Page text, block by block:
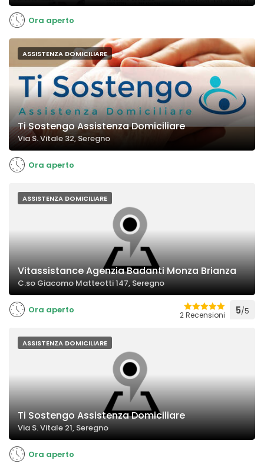
Ora aperto
ASSISTENZA DOMICILIARE
Ti Sostengo Assistenza Domiciliare
Via S. Vitale 32, Seregno
Ora aperto
ASSISTENZA DOMICILIARE
Vitassistance Agenzia Badanti Monza Brianza
C.so Giacomo Matteotti 147, Seregno
Ora aperto 2 Recensioni 5/5
ASSISTENZA DOMICILIARE
Ti Sostengo Assistenza Domiciliare
Via S. Vitale 21, Seregno
Ora aperto